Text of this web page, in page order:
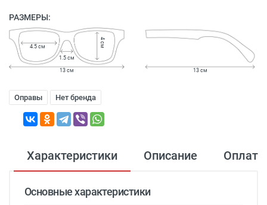
РАЗМЕРЫ:
1.5 см
4.5 см 4 см
13 см 13 см
Оправы Нет бренда
Характеристики Описание Оплата
Основные характеристики